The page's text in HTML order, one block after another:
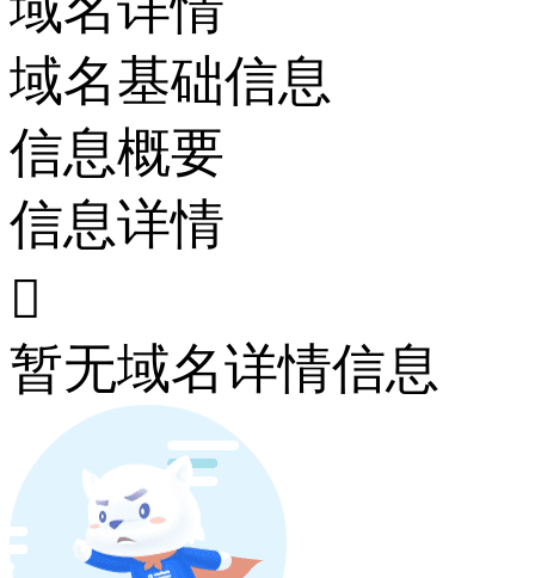
域名基础信息
信息概要
信息详情

暂无域名详情信息